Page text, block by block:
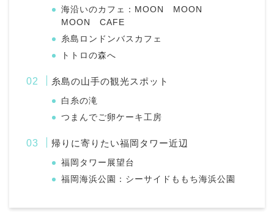
海沿いのカフェ：MOON MOON
MOON CAFE
糸島ロンドンバスカフェ
トトロの森へ
糸島の山手の観光スポット
白糸の滝
つまんでご卵ケーキ工房
帰りに寄りたい福岡タワー近辺
福岡タワー展望台
福岡海浜公園：シーサイドももち海浜公園